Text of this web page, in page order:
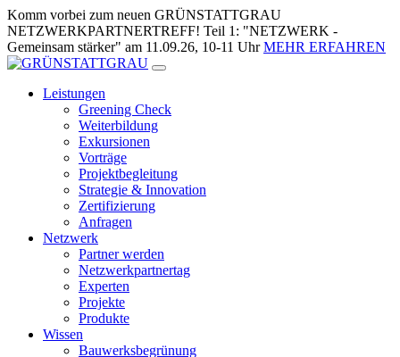
Zum
Inhalt
springen
Komm vorbei zum neuen GRÜNSTATTGRAU
NETZWERKPARTNERTREFF! Teil 1: "NETZWERK -
Gemeinsam stärker" am 11.09.26, 10-11 UhrMEHR ERFAHREN
Leistungen
Greening Check
Weiterbildung
Exkursionen
Vorträge
Projektbegleitung
Strategie & Innovation
Zertifizierung
Anfragen
Netzwerk
Partner werden
Netzwerkpartnertag
Experten
Projekte
Produkte
Wissen
Bauwerksbegrünung